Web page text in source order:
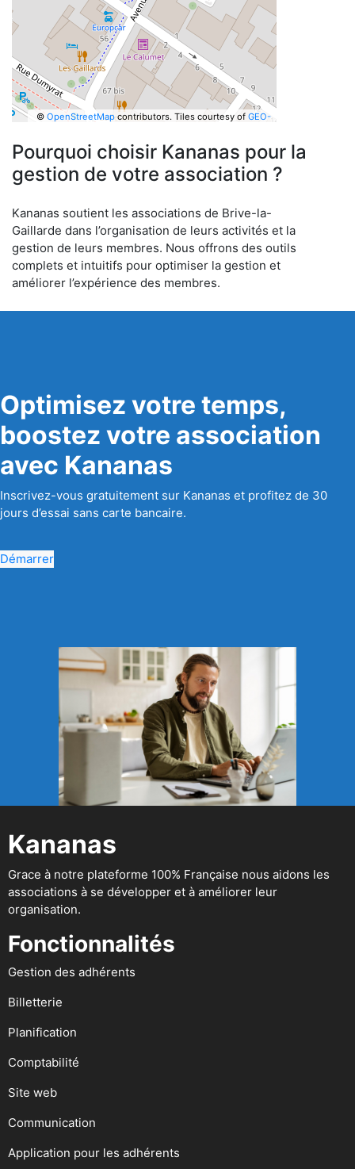
©OpenStreetMapcontributors. Tiles courtesy of GEO-
Pourquoi choisir Kananas pour la
gestion de votre association ?
Kananas soutient les associations de Brive-la-
Gaillarde dans l’organisation de leurs activités et la
gestion de leurs membres. Nous offrons des outils
complets et intuitifs pour optimiser la gestion et
améliorer l’expérience des membres.
Optimisez votre temps,
boostez votre association
avec Kananas
Inscrivez-vous gratuitement sur Kananas et profitez de 30
jours d’essai sans carte bancaire.
Démarrer
Kananas
Grace à notre plateforme 100% Française nous aidons les
associations à se développer et à améliorer leur
organisation.
Fonctionnalités
Gestion des adhérents
Billetterie
Planification
Comptabilité
Site web
Communication
Application pour les adhérents